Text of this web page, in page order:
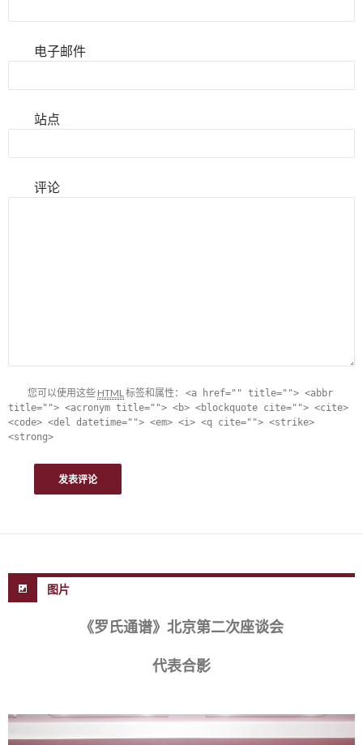
电子邮件
站点
评论
您可以使用这些 HTML标签和属性： <a href="" title=""> <abbr
title=""> <acronym title=""> <b> <blockquote cite=""> <cite>
<code> <del datetime=""> <em> <i> <q cite=""> <strike>
<strong>
图片
《罗氏通谱》北京第二次座谈会
代表合影